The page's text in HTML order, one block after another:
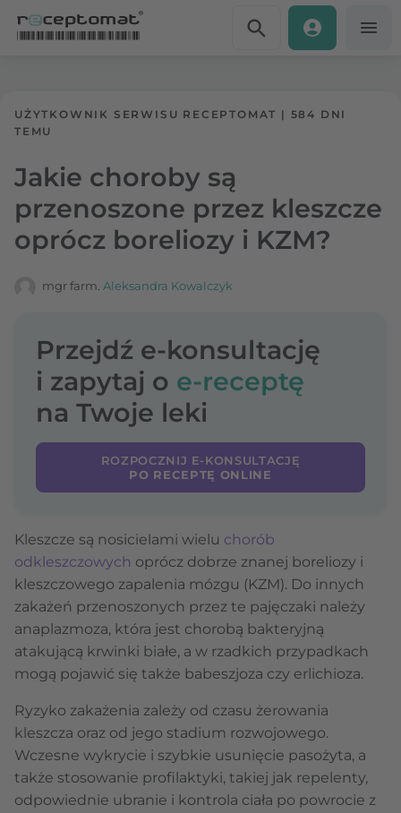
UŻYTKOWNIK SERWISU RECEPTOMAT | 584 DNI
TEMU
Jakie choroby są
przenoszone przez kleszcze
oprócz boreliozy i KZM?
mgr farm. Aleksandra Kowalczyk
Przejdź e-konsultację
i zapytaj o e-receptę
na Twoje leki
ROZPOCZNIJ E-KONSULTACJĘ
PO RECEPTĘ ONLINE
Kleszcze są nosicielami wielu chorób
odkleszczowych oprócz dobrze znanej boreliozy i
kleszczowego zapalenia mózgu (KZM). Do innych
zakażeń przenoszonych przez te pajęczaki należy
anaplazmoza, która jest chorobą bakteryjną
atakującą krwinki białe, a w rzadkich przypadkach
mogą pojawić się także babeszjoza czy erlichioza.
Ryzyko zakażenia zależy od czasu żerowania
kleszcza oraz od jego stadium rozwojowego.
Wczesne wykrycie i szybkie usunięcie pasożyta, a
także stosowanie profilaktyki, takiej jak repelenty,
odpowiednie ubranie i kontrola ciała po powrocie z